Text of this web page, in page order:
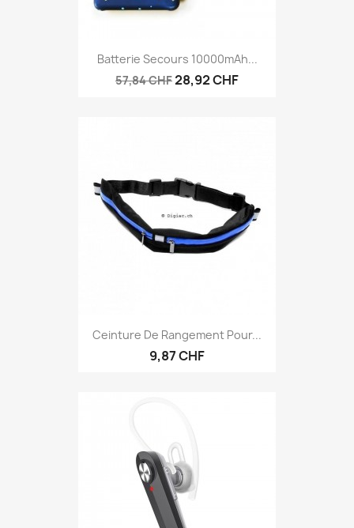
Batterie Secours 10000mAh...
57,84 CHF28,92 CHF
Ceinture De Rangement Pour...
9,87 CHF